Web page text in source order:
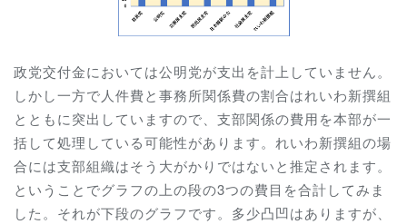
政党交付金においては公明党が支出を計上していません。
しかし一方で人件費と事務所関係費の割合はれいわ新撰組
とともに突出していますので、支部関係の費用を本部が一
括して処理している可能性があります。れいわ新撰組の場
合には支部組織はそう大がかりではないと推定されます。
ということでグラフの上の段の3つの費目を合計してみま
した。それが下段のグラフです。多少凸凹はありますが、